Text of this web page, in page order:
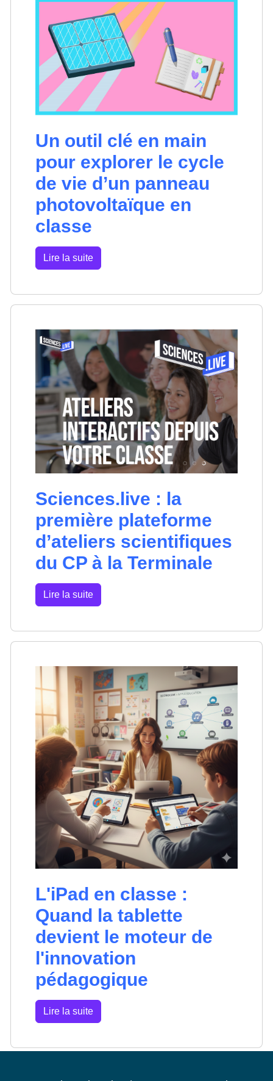
Un outil clé en main
pour explorer le cycle
de vie d’un panneau
photovoltaïque en
classe
Lire la suite
Sciences.live : la
première plateforme
d’ateliers scientifiques
du CP à la Terminale
Lire la suite
L'iPad en classe :
Quand la tablette
devient le moteur de
l'innovation
pédagogique
Lire la suite